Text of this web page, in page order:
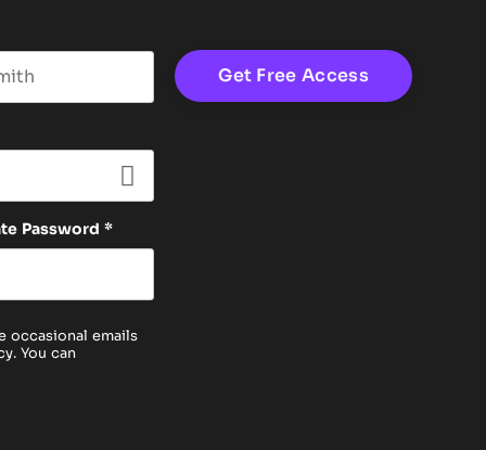
Password *
occasional emails
. You can